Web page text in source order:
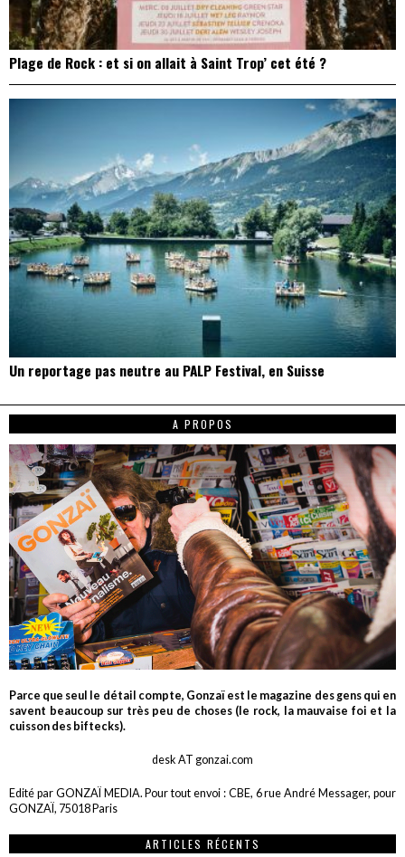
Plage de Rock : et si on allait à Saint Trop’ cet été ?
Un reportage pas neutre au PALP Festival, en Suisse
A PROPOS
Parce que seul le détail compte, Gonzaï est le magazine des gens qui en
savent beaucoup sur très peu de choses (le rock, la mauvaise foi et la
cuisson des biftecks).
desk AT gonzai.com
Edité par GONZAÏ MEDIA. Pour tout envoi : CBE, 6 rue André Messager, pour
GONZAÏ, 75018 Paris
ARTICLES RÉCENTS